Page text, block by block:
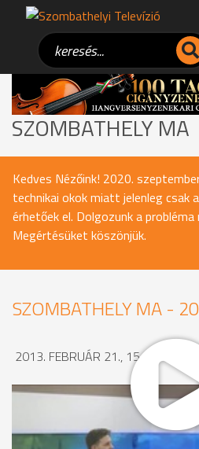
SZOMBATHELY MA
Kedves Nézőink! 2020.
technikai okok miatt jelenleg csak
érhetőek el. Dolgozunk a probléma
Megértésüket köszönjük.
SZOMBATHELY MA -
2013. FEBRUÁR 21., 15:01
MEGOSZTÁS